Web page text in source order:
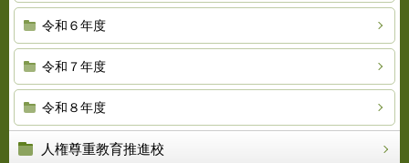
令和６年度
令和７年度
令和８年度
人権尊重教育推進校